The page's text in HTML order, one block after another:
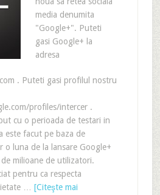
media denumita
"Google+". Puteti
gasi Google+ la
adresa
. Puteti gasi profilul nostru
profiles/intercer .
cu o perioada de testari in
este facut pe baza de
o luna de la lansare Google+
milioane de utilizatori.
pentru ca respecta
… [Citeşte mai